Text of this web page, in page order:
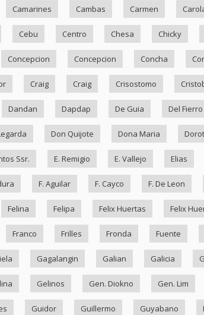
Camarines Cambas Carmen
Cebu Centro Chesa Chicky
Concepcion Concepcion Concha
Craig Craig Crisostomo
Dandan Dapdap De Guia Del Fierro
Don Quijote Dona Maria
Ssr. E. Remigio E. Vallejo Elias
F. Aguilar F. Cayco F. De Leon
Felina Felipa Felix Huertas Felix
Franco Frilles Fronda Fuente
Gagalangin Galian Galicia
Gelinos Gen. Diokno Gen. Lim
Guidor Guillermo Guyabano